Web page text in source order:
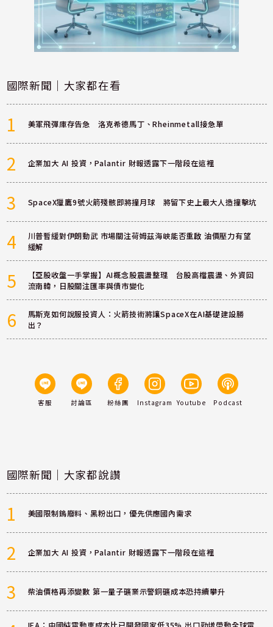
國際新聞｜大家都在看
1 美軍飛彈庫存告急 洛克希德馬丁、Rheinmetall接急單
2 企業加大 AI 投資，Palantir 財報透露下一階段在這裡
3 SpaceX獵鷹9號火箭殘骸即將撞月球 將留下史上最大人造撞擊坑
4
川普暫緩對伊朗動武 市場關注荷姆茲海峽能否重啟 油價壓力有望
緩解
5
【亞股收盤一手掌握】AI概念股震盪整理 台股高檔震盪、外資回
流南韓，日股關注匯率與債市變化
6
馬斯克如何說服投資人：火箭技術將讓SpaceX在AI基礎建設勝
出？
客服 討論區 粉絲團 Instagram Youtube Podcast
國際新聞｜大家都說讚
1 美國限制鎢廢料、黑粉出口，優先供應國內需求
2 企業加大 AI 投資，Palantir 財報透露下一階段在這裡
3 柴油價格再添變數 第一量子礦業示警銅礦成本恐持續攀升